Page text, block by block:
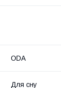
ODA
Для сну